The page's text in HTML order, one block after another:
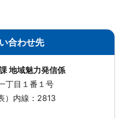
合わせ先
地域魅力発信係
丁目１番１号
）内線：2813